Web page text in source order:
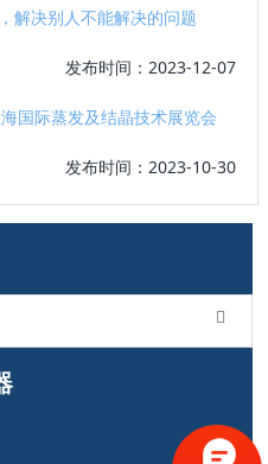
解决别人不能解决的问题
发布时间：2023-12-07
国际蒸发及结晶技术展览会
发布时间：2023-10-30